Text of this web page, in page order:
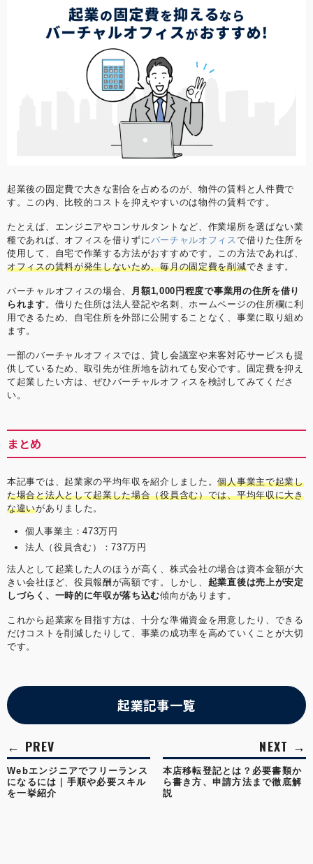
起業後の固定費で大きな割合を占めるのが、物件の賃料と人件費で
す。この内、比較的コストを抑えやすいのは物件の賃料です。
たとえば、エンジニアやコンサルタントなど、作業場所を選ばない業
種であれば、オフィスを借りずに バーチャルオフィス で借りた住所を
使用して、自宅で作業する方法がおすすめです。この方法であれば、
オフィスの賃料が発生しないため、毎月の固定費を削減できます。
バーチャルオフィスの場合、
月額1,000円程度で事業用の住所を借り
られます。借りた住所は法人登記や名刺、ホームページの住所欄に利
用できるため、自宅住所を外部に公開することなく、事業に取り組め
ます。
一部のバーチャルオフィスでは、貸し会議室や来客対応サービスも提
供しているため、取引先が住所地を訪れても安心です。固定費を抑え
て起業したい方は、ぜひバーチャルオフィスを検討してみてくださ
い。
まとめ
本記事では、起業家の平均年収を紹介しました。個人事業主で起業し
た場合と法人として起業した場合（役員含む）では、平均年収に大き
な違いがありました。
個人事業主：473万円
法人（役員含む）：737万円
法人として起業した人のほうが高く、株式会社の場合は資本金額が大
きい会社ほど、役員報酬が高額です。しかし、 起業直後は売上が安定
しづらく、一時的に年収が落ち込む傾向があります。
これから起業家を目指す方は、十分な準備資金を用意したり、できる
だけコストを削減したりして、事業の成功率を高めていくことが大切
です。
起業記事一覧
Webエンジニアでフリーランス
になるには｜手順や必要スキル
を一挙紹介
本店移転登記とは？必要書類か
ら書き方、申請方法まで徹底解
説